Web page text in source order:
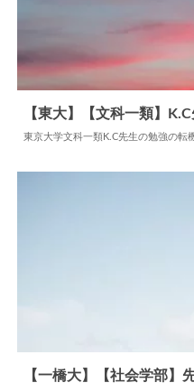
【東大】【文科一類】
東京大学文科一類K.C先生の勉強の転
【一橋大】【社会学部】